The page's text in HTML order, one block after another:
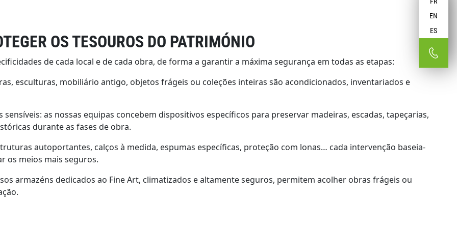
EN
ES
OS TESOUROS DO PATRIMÓNIO
de cada local e de cada obra, de forma a garantir a máxima segurança em todas as etapas:
esculturas, mobiliário antigo, objetos frágeis ou coleções inteiras são acondicionados, inventariados e
as nossas equipas concebem dispositivos específicos para preservar madeiras, escadas, tapeçarias,
durante as fases de obra.
autoportantes, calços à medida, espumas específicas, proteção com lonas… cada intervenção baseia-
os meios mais seguros.
armazéns dedicados ao Fine Art, climatizados e altamente seguros, permitem acolher obras frágeis ou